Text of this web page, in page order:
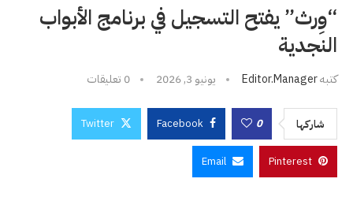
“وِرث” يفتح التسجيل في برنامج الأبواب
النجدية
كتبهEditor.manager يونيو 3, 2026 0 تعليقات
شاركها 0
Facebook
Twitter
Pinterest
Email